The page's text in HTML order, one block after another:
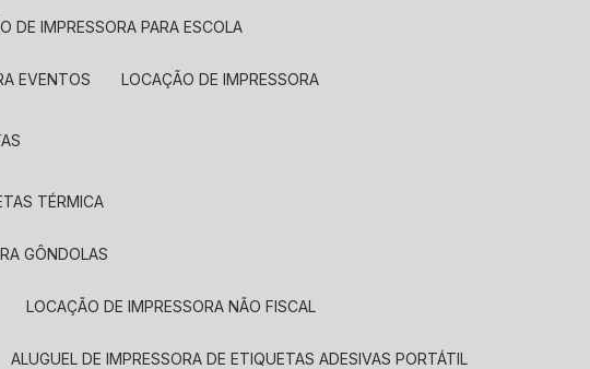
DE IMPRESSORA PARA ESCOLA
EVENTOS LOCAÇÃO DE IMPRESSORA
TÉRMICA
GÔNDOLAS
LOCAÇÃO DE IMPRESSORA NÃO FISCAL
ALUGUEL DE IMPRESSORA DE ETIQUETAS ADESIVAS PORTÁTIL